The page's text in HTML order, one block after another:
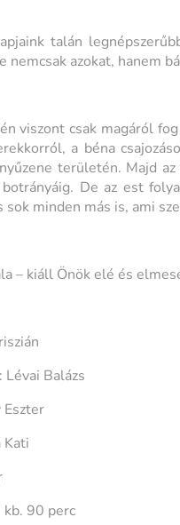
talán
nemcsak azokat, hanem
viszont csak magáról
a béna
területén. Majd
De az est
sok minden más is, ami
– kiáll Önök elé és
Balázs
Kati
kb. 90 perc